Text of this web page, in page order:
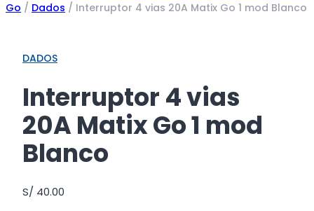
Go / Dados / Interruptor 4 vias 20A Matix Go 1 mod Blanco
DADOS
Interruptor 4 vias
20A Matix Go 1 mod
Blanco
S/ 40.00